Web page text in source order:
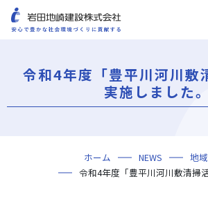
ごあいさつ
ミッション・ビジョン・社訓
会社概要
組織図
役員一覧
沿革
岩田地崎の歴史
事業所一覧
関連会社
プレスリリース
財務情報
岩田地崎建設のCM
3分でわかる岩田地崎建設
年代から探す
地域別で探す
用途区分から探す
GISマップシステム
Niseko Project
プロジェクトレポート
技術・ソリューション
ソリューション
令和4年度「豊平川河川敷
実施しました。
ホーム NEWS 地
令和4年度「豊平川河川敷清掃